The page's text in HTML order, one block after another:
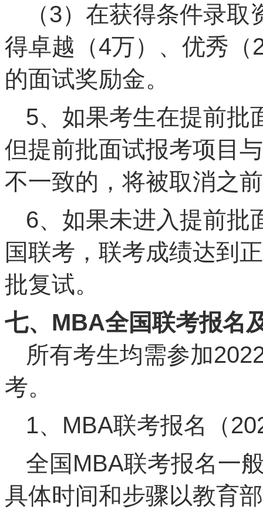
（3）在获得条件录
得卓越（4万）、优秀
的面试奖励金。
5、如果考生在提前批
但提前批面试报考项目
不一致的，将被取消之
6、如果未进入提前批
国联考，联考成绩达到
批复试。
七、MBA全国联考报名
所有考生均需参加
考。
1、MBA联考报名（
全国MBA联考报名一
具体时间和步骤以教育